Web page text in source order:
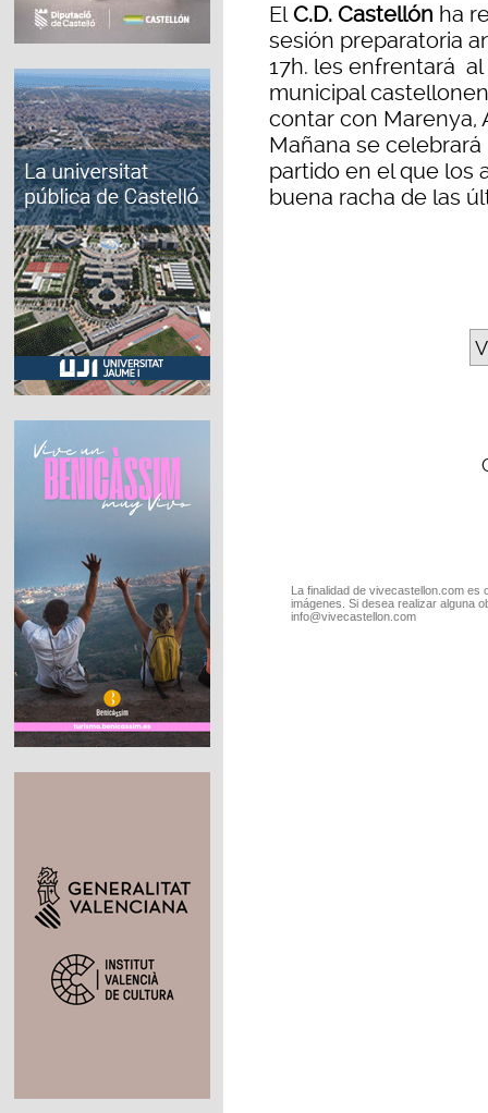
ElC.D. Castellón ha
sesión preparatoria
17h. les enfrentará
municipal
contar con Marenya,
Mañana se
partido en el que los
buena racha de las
La finalidad de vivecastellon.com
imágenes. Si desea realizar alguna
info@vivecastellon.com